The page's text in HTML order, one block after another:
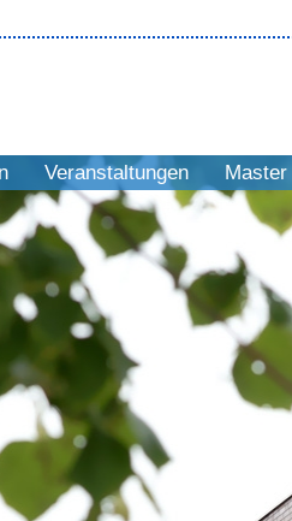
Veranstaltungen Master